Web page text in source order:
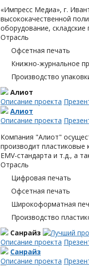
«Импресс Медиа», г.
высококачественной
оборудование,
Отрасль
Офсетная печать
Книжно-журнальное
Производство
Алиот
Описание проекта
Алиот
Описание проекта
Компания "Алиот"
производит пластиковые
EMV-стандарта и т.д., а
Отрасль
Цифровая печать
Офсетная печать
Широкоформатная
Производство
Санрайз
Описание проекта
Санрайз
Описание проекта